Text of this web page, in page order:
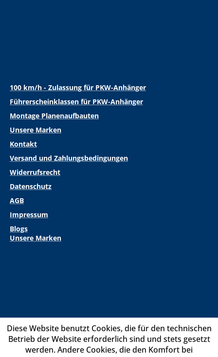
100 km/h - Zulassung für PKW-Anhänger
Führerscheinklassen für PKW-Anhänger
Montage Planenaufbauten
Unsere Marken
Kontakt
Versand und Zahlungsbedingungen
Widerrufsrecht
Datenschutz
AGB
Impressum
Blogs
Unsere Marken
Diese Website benutzt Cookies, die für den technischen
Betrieb der Website erforderlich sind und stets gesetzt
werden. Andere Cookies, die den Komfort bei